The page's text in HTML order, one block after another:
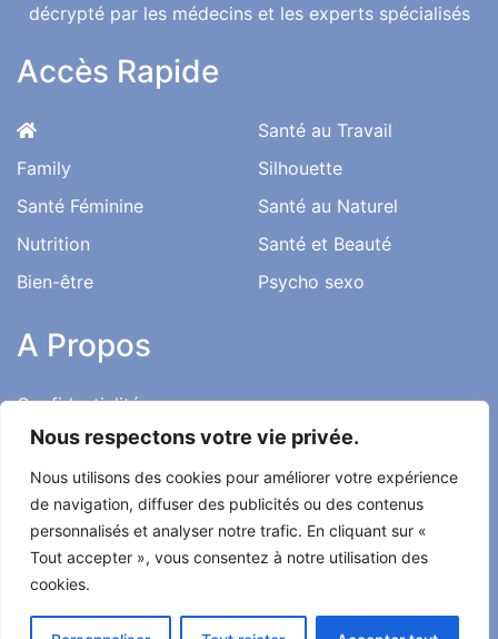
Nous respectons votre vie privée.
Nous utilisons des cookies pour améliorer votre expérience
de navigation, diffuser des publicités ou des contenus
personnalisés et analyser notre trafic. En cliquant sur «
Tout accepter », vous consentez à notre utilisation des
cookies.
décrypté par les médecins et les experts spécialisés
Accès Rapide
Family
Santé Féminine
Nutrition
Bien-être
Santé au Travail
Silhouette
Santé au Naturel
Santé et Beauté
Psycho sexo
A Propos
Confidentialité
Mentions Légales
Charte Éditoriale
Conditions d’utilisation
Contact
Témoignages